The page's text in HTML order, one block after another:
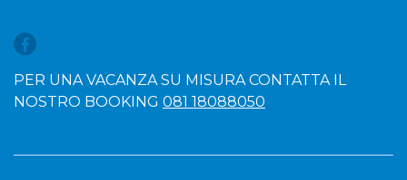
PER UNA VACANZA SU MISURA CONTATTA IL
NOSTRO BOOKING 081 18088050